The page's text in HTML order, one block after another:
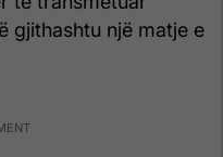
gjithashtu një matje e